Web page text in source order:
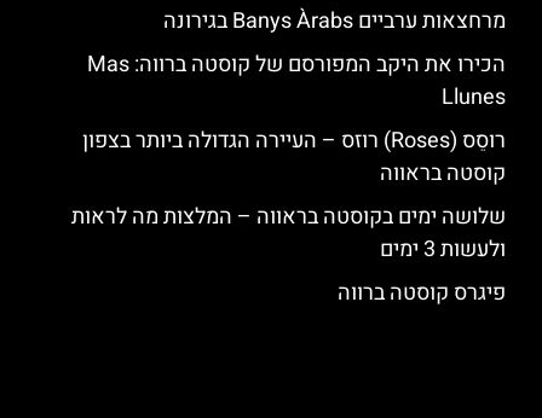
מרחצאות ערביים Banys Àrabs בגירונה
הכירו את היקב המפורסם של קוסטה ברווה: ‪‪Mas
Llunes‬‬
רוסֵס (Roses) רוזס – העיירה הגדולה ביותר בצפון
קוסטה בראווה
שלושה ימים בקוסטה בראווה – המלצות מה לראות
ולעשות 3 ימים
פיגרס קוסטה ברווה